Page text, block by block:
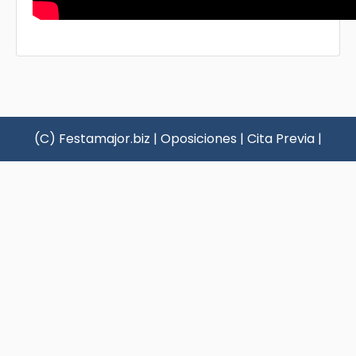
(C) Festamajor.biz | Oposiciones | Cita Previa |